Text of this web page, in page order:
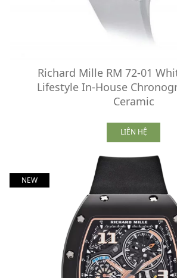
Richard Mille RM 72-01
Lifestyle In-House
Ceramic
LIÊN HỆ
NEW